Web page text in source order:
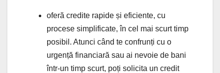
oferă credite rapide și eficiente, cu
procese simplificate, în cel mai scurt timp
posibil. Atunci când te confrunți cu o
urgență financiară sau ai nevoie de bani
într-un timp scurt, poți solicita un credit